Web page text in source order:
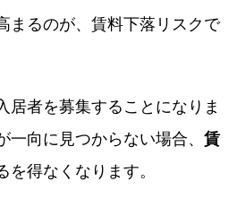
まるのが、賃料下落リスクで
居者を募集することになりま
一向に見つからない場合、 賃
を得なくなります。